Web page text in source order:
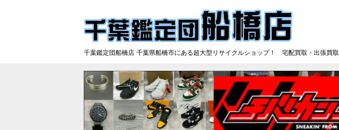
千葉鑑定団船橋店 千葉県船橋市にある超大型リサイクルショップ！ 宅配買取・出張買取